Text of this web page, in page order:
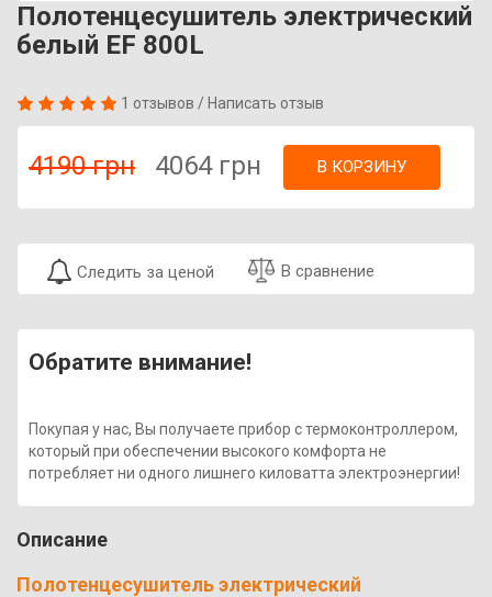
Полотенцесушитель электрический
белый EF 800L
1 отзывов / Написать отзыв
4190 грн 4064 грн В КОРЗИНУ
Следить за ценой В сравнение
Обратите внимание!
Покупая у нас, Вы получаете прибор с термоконтроллером,
который при обеспечении высокого комфорта не
потребляет ни одного лишнего киловатта электроэнергии!
Описание
Полотенцесушитель электрический